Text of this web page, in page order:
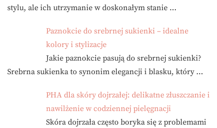
stylu, ale ich utrzymanie w doskonałym stanie …
Paznokcie do srebrnej sukienki – idealne
kolory i stylizacje
Jakie paznokcie pasują do srebrnej sukienki?
Srebrna sukienka to synonim elegancji i blasku, który …
PHA dla skóry dojrzałej: delikatne złuszczanie i
nawilżenie w codziennej pielęgnacji
Skóra dojrzała często boryka się z problemami